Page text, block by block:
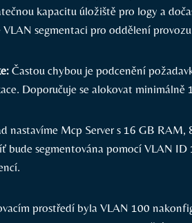
kapacitu úložiště pro logy a
segmentaci pro oddělení
Častou chybou je podcenění
Doporučuje ⁣se alokovat minimálně
nastavíme Mcp Server s 16 GB RAM,
bude segmentována⁤ pomocí VLAN
prostředí byla VLAN 100